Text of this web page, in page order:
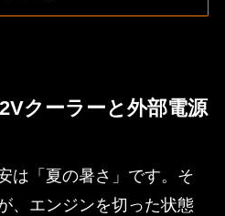
クーラーと外部電源
は「夏の暑さ」です。そ
、エンジンを切った状態